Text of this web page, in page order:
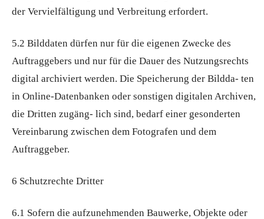
der Vervielfältigung und Verbreitung erfordert.
5.2 Bilddaten dürfen nur für die eigenen Zwecke des
Auftraggebers und nur für die Dauer des Nutzungsrechts
digital archiviert werden. Die Speicherung der Bildda- ten
in Online-Datenbanken oder sonstigen digitalen Archiven,
die Dritten zugäng- lich sind, bedarf einer gesonderten
Vereinbarung zwischen dem Fotografen und dem
Auftraggeber.
6 Schutzrechte Dritter
6.1 Sofern die aufzunehmenden Bauwerke, Objekte oder